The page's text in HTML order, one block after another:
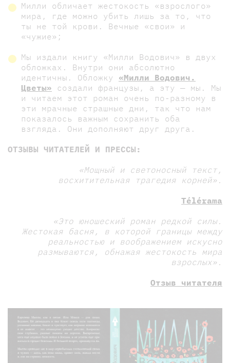
Милли обличает жестокость «взрослого»
мира, где можно убить лишь за то, что
ты не той крови. Вечные «свои» и
«чужие»;
Мы издали книгу «Милли Водович» в двух
обложках. Внутри они абсолютно
идентичны. Обложку «Милли Водович.
Цветы» создали французы, а эту — мы. Мы
и читаем этот роман очень по-разному в
эти мрачные страшные дни, так что нам
показалось важным сохранить оба
взгляда. Они дополняют друг друга.
ОТЗЫВЫ ЧИТАТЕЛЕЙ И ПРЕССЫ:
«Мощный и светоносный текст,
восхитительная трагедия корней».
Télérama
«Это юношеский роман редкой силы.
Жестокая басня, в которой границы между
реальностью и воображением искусно
размываются, обнажая жестокость мира
взрослых».
Отзыв читателя